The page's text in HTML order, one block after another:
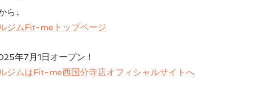
ら↓
ジムFit-meトップページ
年7月1日オープン！
ジムはFit-me西国分寺店オフィシャルサイトへ